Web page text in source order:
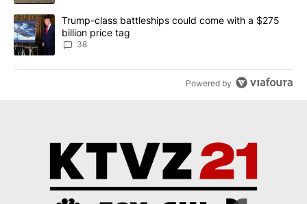
A trending article titled "Trump-class battleships could come
Trump-class battleships could come with a $275
billion price tag
38
Powered by